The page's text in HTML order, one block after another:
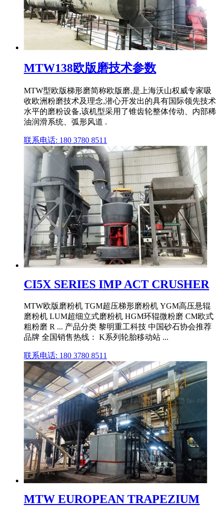
MTW138欧版磨技术参数
MTW型欧版梯形磨简称欧版磨,是上海沃山权威专家吸
收欧洲粉磨技术及理念,潜心开发出的具有国际领先技术
水平的磨粉设备,该机型采用了锥齿轮整体传动、内部稀
油润滑系统、弧形风道 .
联系电话: 180 3780 8511
CI5X SERIES IMP ACT CRUSHER
MTW欧版磨粉机 TGM超压梯形磨粉机 YGM高压悬辊
磨粉机 LUM超细立式磨粉机 HGM环辊微粉磨 CM欧式
粗粉磨 R ... 产品分类 黎明重工科技 中国砂石协会推荐
品牌 全国销售热线： K系列轮胎移动站 ...
联系电话: 180 3780 8511
MTW EUROPEAN TRAPEZIUM